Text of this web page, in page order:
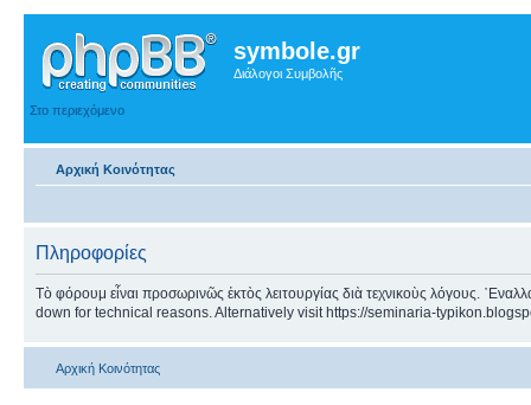
symbole.gr
Διάλογοι Συμβολῆς
Στο περιεχόμενο
Αρχική Κοινότητας
Πληροφορίες
Τὸ φόρουμ εἶναι προσωρινῶς ἐκτὸς λειτουργίας διὰ τεχνικοὺς λόγους.
down for technical reasons. Alternatively visit https://seminaria-
Αρχική Κοινότητας